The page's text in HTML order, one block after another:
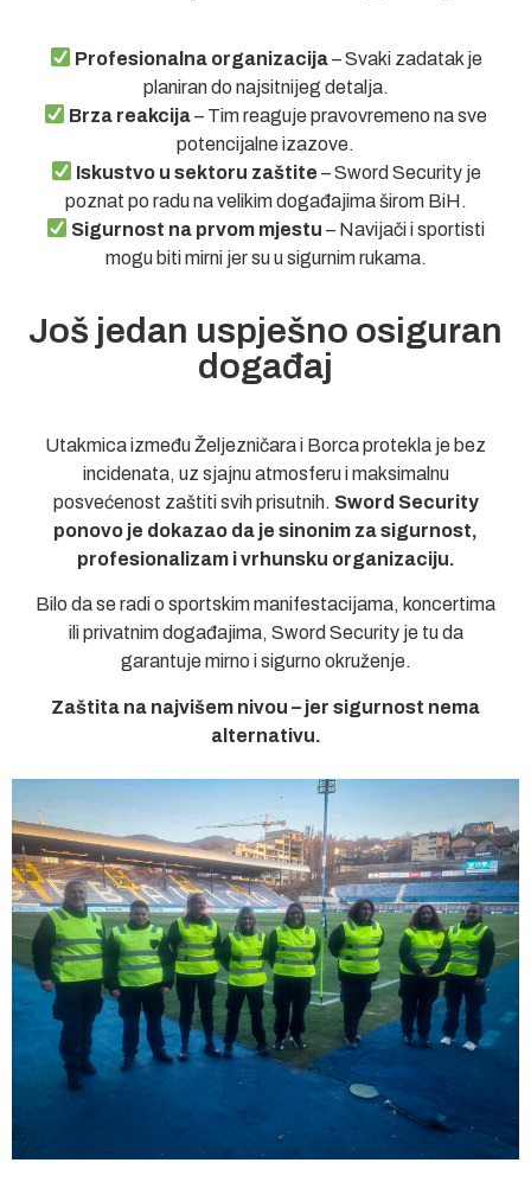
Profesionalna organizacija– Svaki zadatak je
planiran do najsitnijeg detalja.
Brza reakcija– Tim reaguje pravovremeno na sve
potencijalne izazove.
Iskustvo u sektoru zaštite – Sword Security je
poznat po radu na velikim događajima širom BiH.
Sigurnost na prvom mjestu – Navijači i sportisti
mogu biti mirni jer su u sigurnim rukama.
Još jedan uspješno osiguran
događaj
Utakmica između Željezničara i Borca protekla je bez
incidenata, uz sjajnu atmosferu i maksimalnu
posvećenost zaštiti svih prisutnih. Sword Security
ponovo je dokazao da je sinonim za sigurnost,
profesionalizam i vrhunsku organizaciju.
Bilo da se radi o sportskim manifestacijama, koncertima
ili privatnim događajima, Sword Security je tu da
garantuje mirno i sigurno okruženje.
Zaštita na najvišem nivou – jer sigurnost nema
alternativu.